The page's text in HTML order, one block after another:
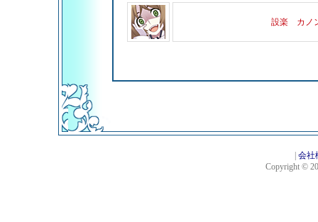
設楽 カノ
会社
Copyright ©